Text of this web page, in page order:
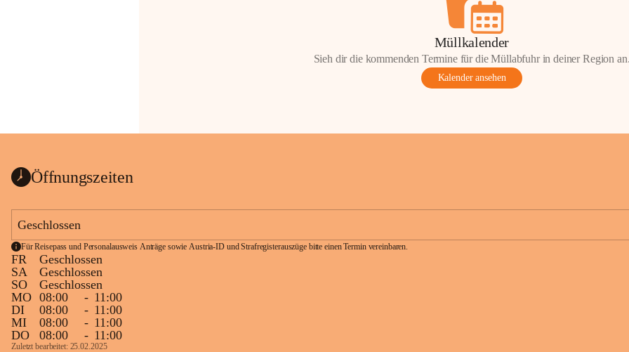
Müllkalender
Sieh dir die kommenden Termine für die Müllabfuhr in deiner Region
Kalender ansehen
Öffnungszeiten
Geschlossen
Für Reisepass und Personalausweis Anträge sowie Austria-ID und Strafregisterauszüge bitte einen Termin vereinbaren.
FR
Geschlossen
SA
Geschlossen
SO
Geschlossen
MO 08:00 - 11:00
DI
08:00 - 11:00
MI
08:00 - 11:00
DO
08:00 - 11:00
Zuletzt bearbeitet: 25.02.2025